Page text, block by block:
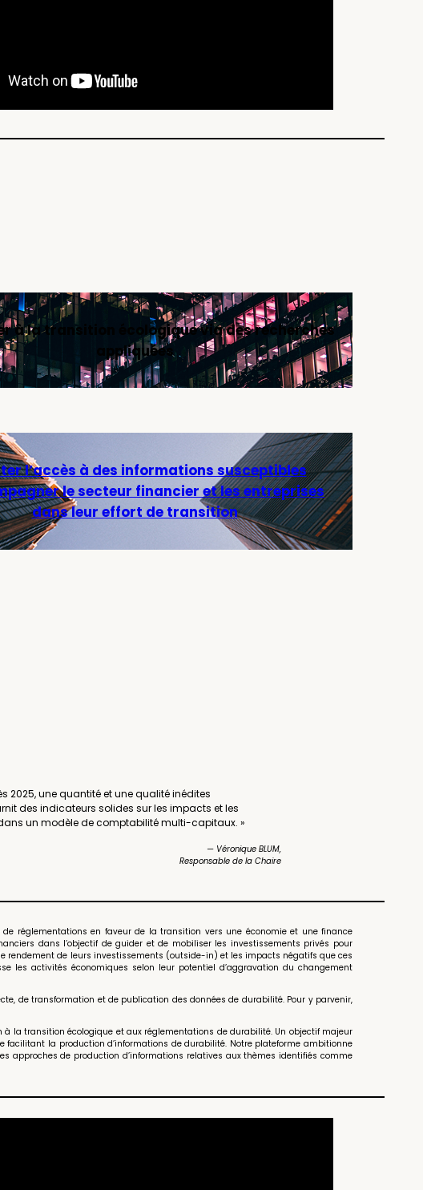
à la transition écologiquevia des recherches
appliquées
l’accès à des informations susceptibles
le secteur financier et les entreprises
dans leur effort de transition
2025, une quantité et une qualité inédites
des indicateurs solides sur les impacts et les
dans un modèle de comptabilité multi-capitaux. »
— Véronique BLUM,
Responsable de la Chaire
réglementations en faveur de la transition vers une économie et une finance
dans l’objectif de guider et de mobiliser les investissements privés pour
rendement de leurs investissements (outside-in) et les impacts négatifs que ces
les activités économiques selon leur potentiel d’aggravation du changement
de transformation et de publication des données de durabilité. Pour y parvenir,
la transition écologique et aux réglementations de durabilité. Un objectif majeur
facilitant la production d’informations de durabilité. Notre plateforme ambitionne
de production d’informations relatives aux thèmes identifiés comme